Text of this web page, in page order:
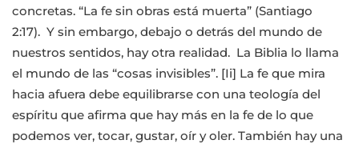
concretas. “La fe sin obras está muerta” (Santiago
2:17). Y sin embargo, debajo o detrás del mundo de
nuestros sentidos, hay otra realidad. La Biblia lo llama
el mundo de las “cosas invisibles”. [Ii] La fe que mira
hacia afuera debe equilibrarse con una teología del
espíritu que afirma que hay más en la fe de lo que
podemos ver, tocar, gustar, oír y oler. También hay una